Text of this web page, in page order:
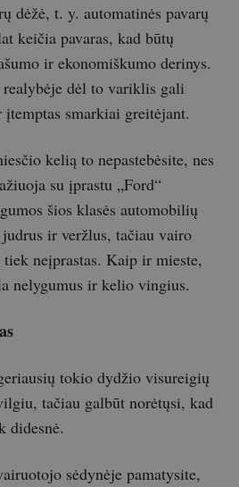
dėžė, t. y. automatinės pavarų
keičia pavaras, kad būtų
ir ekonomiškumo derinys.
dėl to variklis gali
smarkiai greitėjant.
kelią to nepastebėsite, nes
su įprastu „Ford“
šios klasės automobilių
ir veržlus, tačiau vairo
neįprastas. Kaip ir mieste,
nelygumus ir kelio vingius.
tokio dydžio visureigių
tačiau galbūt norėtųsi, kad
didesnė.
sėdynėje pamatysite,